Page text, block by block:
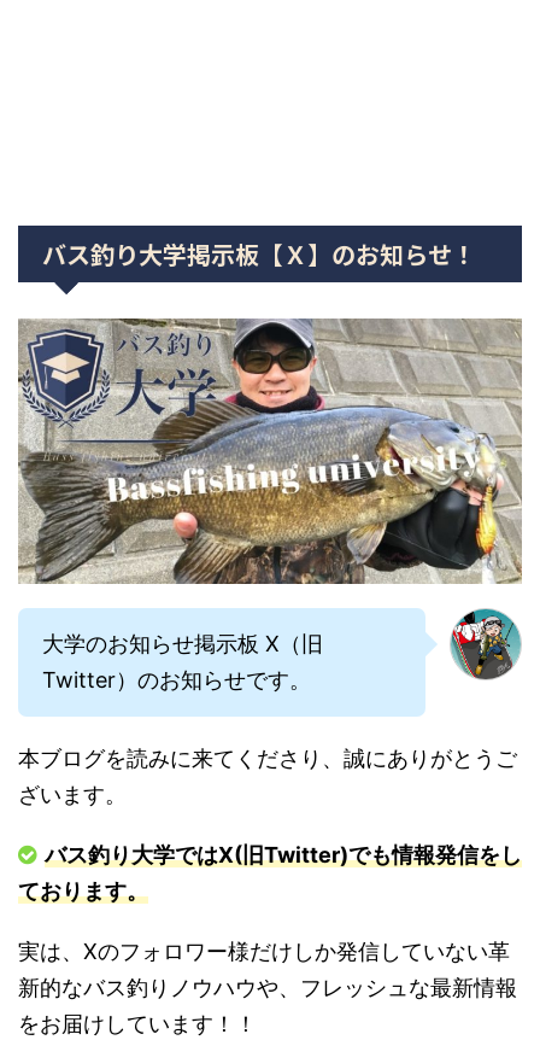
バス釣り大学掲示板【Ｘ】のお知らせ！
大学のお知らせ掲示板 X（旧
Twitter）のお知らせです。
本ブログを読みに来てくださり、誠にありがとうご
ざいます。
バス釣り大学ではX(旧Twitter)でも情報発信をし
ております。
実は、Xのフォロワー様だけしか発信していない革
新的なバス釣りノウハウや、フレッシュな最新情報
をお届けしています！！